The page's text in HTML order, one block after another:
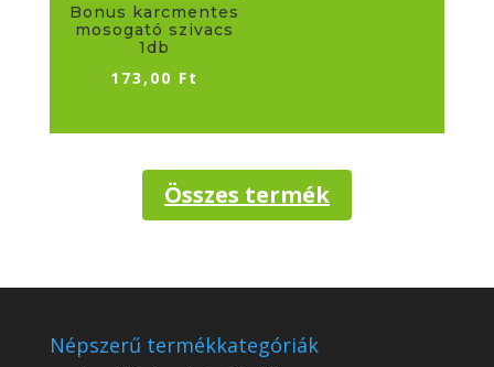
Bonus karcmentes
mosogató szivacs
1db
173,00 Ft
Összes termék
Népszerű termékkategóriák